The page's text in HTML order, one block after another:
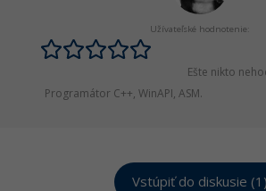
Užívateľské hodnotenie:
Ešte nikto
Programátor C++, WinAPI, ASM.
Vstúpiť do diskusie (1)